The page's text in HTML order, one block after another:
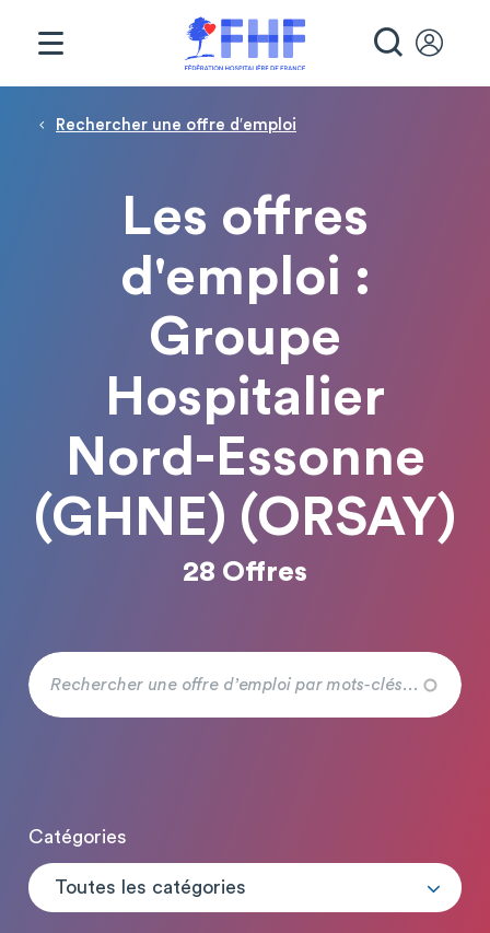
Fil d'Ariane
Rechercher une offre d′emploi
Les offres
d'emploi :
Groupe
Hospitalier
Nord-Essonne
(GHNE) (ORSAY)
28 Offres
Catégories
Toutes les catégories
Panneau de gestion des cookies